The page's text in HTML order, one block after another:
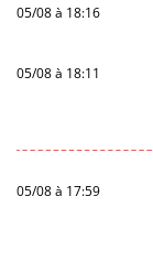
05/08 à 18:16
05/08 à 18:11
05/08 à 17:59